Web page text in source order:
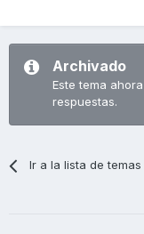
Archivado
Este tema
respuestas.
Ir a la lista de temas